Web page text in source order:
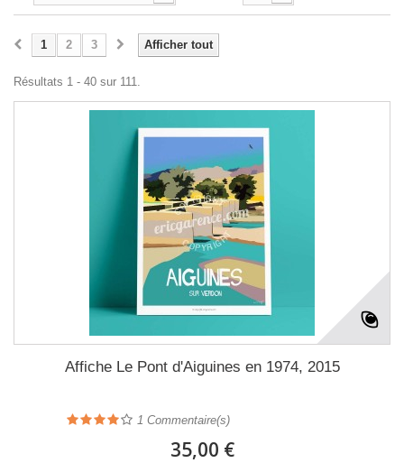
Afficher tout
1 2 3
Résultats 1 - 40 sur 111.
Affiche Le Pont d'Aiguines en 1974, 2015
1 Commentaire(s)
35,00 €